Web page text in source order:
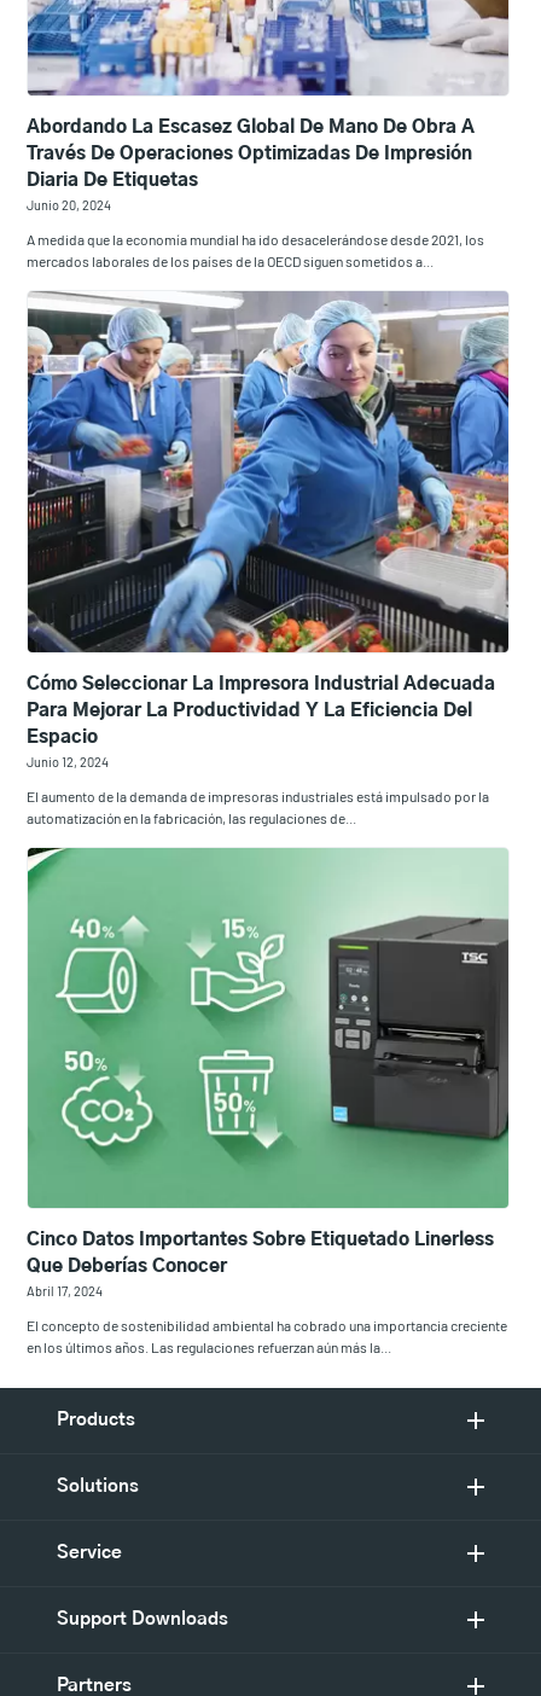
Abordando La Escasez Global De Mano De Obra A
Través De Operaciones Optimizadas De Impresión
Diaria De Etiquetas
Junio 20, 2024
A medida que la economía mundial ha ido desacelerándose desde 2021, los
mercados laborales de los países de la OECD siguen sometidos a...
Cómo Seleccionar La Impresora Industrial Adecuada
Para Mejorar La Productividad Y La Eficiencia Del
Espacio
Junio 12, 2024
El aumento de la demanda de impresoras industriales está impulsado por la
automatización en la fabricación, las regulaciones de...
Cinco Datos Importantes Sobre Etiquetado Linerless
Que Deberías Conocer
Abril 17, 2024
El concepto de sostenibilidad ambiental ha cobrado una importancia creciente
en los últimos años. Las regulaciones refuerzan aún más la...
Products
Solutions
Service
Support Downloads
Partners